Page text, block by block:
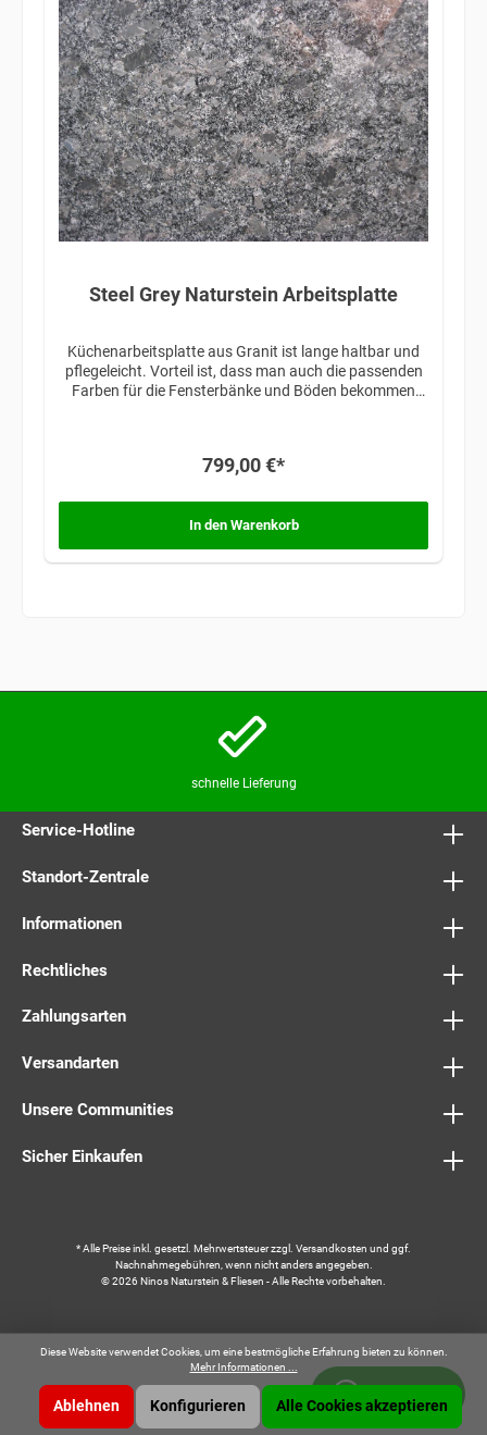
Steel Grey Naturstein Arbeitsplatte
Küchenarbeitsplatte aus Granit ist lange haltbar und
pflegeleicht. Vorteil ist, dass man auch die passenden
Farben für die Fensterbänke und Böden bekommen
799,00 €*
In den Warenkorb
schnelle Lieferung
Service-Hotline
Standort-Zentrale
Informationen
Rechtliches
Zahlungsarten
Versandarten
Unsere Communities
Sicher Einkaufen
* Alle Preise inkl. gesetzl. Mehrwertsteuer zzgl. Versandkosten und ggf.
Nachnahmegebühren, wenn nicht anders angegeben.
© 2026 Ninos Naturstein & Fliesen - Alle Rechte vorbehalten.
Diese Website verwendet Cookies, um eine bestmögliche Erfahrung bieten zu können.
Mehr Informationen ...
Ablehnen Konfigurieren Alle Cookies akzeptieren